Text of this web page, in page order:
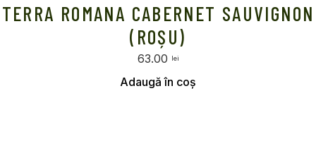
TERRA ROMANA CABERNET SAUVIGNON
(ROȘU)
63.00 lei
Selectează opțiunile